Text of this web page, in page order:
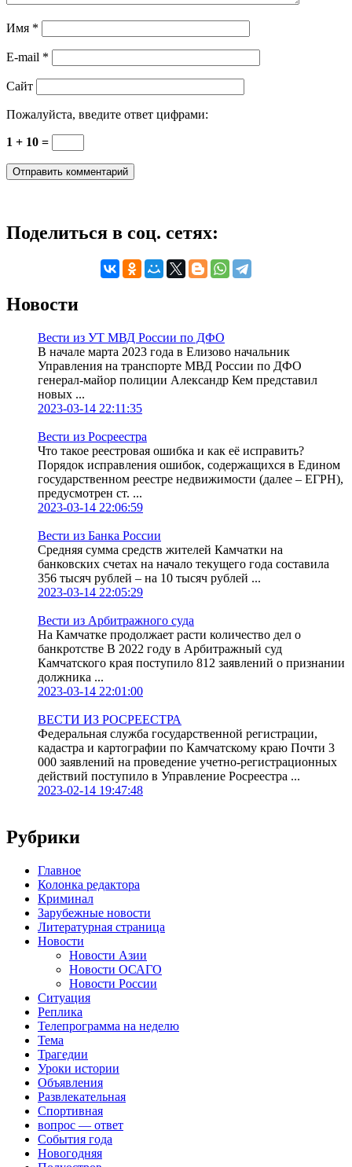
Имя *
E-mail *
Сайт
Пожалуйста, введите ответ цифрами:
1 + 10 =
Поделиться в соц. сетях:
Новости
Вести из УТ МВД России по ДФО
В начале марта 2023 года в Елизово начальник
Управления на транспорте МВД России по ДФО
генерал-майор полиции Александр Кем представил
новых ...
2023-03-14 22:11:35
Вести из Росреестра
Что такое реестровая ошибка и как её исправить?
Порядок исправления ошибок, содержащихся в Едином
государственном реестре недвижимости (далее – ЕГРН),
предусмотрен ст. ...
2023-03-14 22:06:59
Вести из Банка России
Средняя сумма средств жителей Камчатки на
банковских счетах на начало текущего года составила
356 тысяч рублей – на 10 тысяч рублей ...
2023-03-14 22:05:29
Вести из Арбитражного суда
На Камчатке продолжает расти количество дел о
банкротстве В 2022 году в Арбитражный суд
Камчатского края поступило 812 заявлений о признании
должника ...
2023-03-14 22:01:00
ВЕСТИ ИЗ РОСРЕЕСТРА
Федеральная служба государственной регистрации,
кадастра и картографии по Камчатскому краю Почти 3
000 заявлений на проведение учетно-регистрационных
действий поступило в Управление Росреестра ...
2023-02-14 19:47:48
Рубрики
Главное
Колонка редактора
Криминал
Зарубежные новости
Литературная страница
Новости
Новости Азии
Новости ОСАГО
Новости России
Ситуация
Реплика
Телепрограмма на неделю
Тема
Трагедии
Уроки истории
Объявления
Развлекательная
Спортивная
вопрос — ответ
События года
Новогодняя